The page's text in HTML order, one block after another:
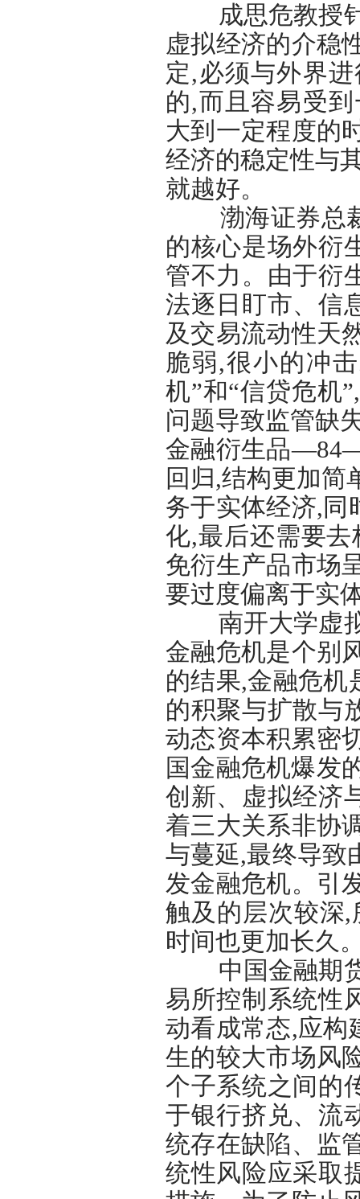
成思危教授针
虚拟经济的介稳
定,必须与外界
的,而且容易受
大到一定程度的
经济的稳定性与
就越好。
渤海证券总裁
的核心是场外衍
管不力。由于衍
法逐日盯市、信
及交易流动性天
脆弱,很小的冲
机”和“信贷危机
问题导致监管缺
金融衍生品
回归,结构更加简
务于实体经济,同
化,最后还需要
免衍生产品市场
要过度偏离于实
南开大学虚拟
金融危机是个别
的结果,金融危机
的积聚与扩散与
动态资本积累密
国金融危机爆发
创新、虚拟经济
着三大关系非协
与蔓延,最终导致
发金融危机。引
触及的层次较深
时间也更加长久
中国金融期货
易所控制系统性
动看成常态,应构
生的较大市场风
个子系统之间的
于银行挤兑、流
统存在缺陷、监
统性风险应采取